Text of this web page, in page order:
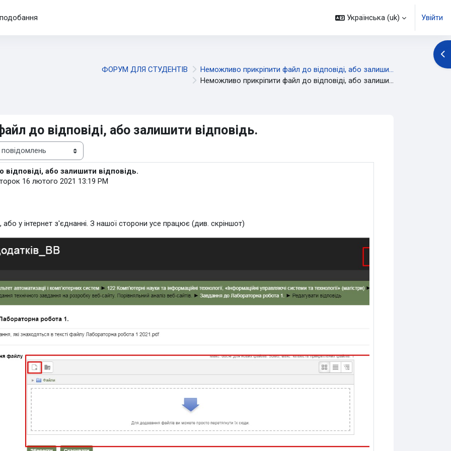
Українська ‎(uk)‎ Увійти
ФОРУМ ДЛЯ СТУДЕНТІВ
Неможливо прикріпити файл до відповіді, або залиши...
Неможливо прикріпити файл до відповіді, або залиши...
до відповіді, або залишити відповідь.
або залишити відповідь.
16 лютого 2021 13:19 PM
у інтернет з'єднанні. З нашої сторони усе працює (див. скріншот)